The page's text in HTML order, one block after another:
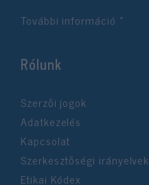
További információ »
Rólunk
Szerzői jogok
Adatkezelés
Kapcsolat
Szerkesztőségi irányelvek
Etikai Kódex